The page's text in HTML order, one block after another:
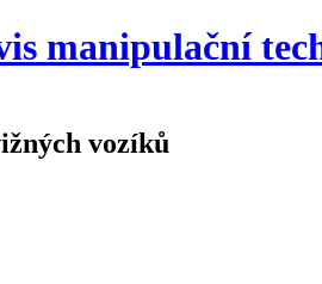
manipulační
vozíků